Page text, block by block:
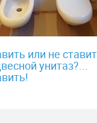
или не
унитаз?...